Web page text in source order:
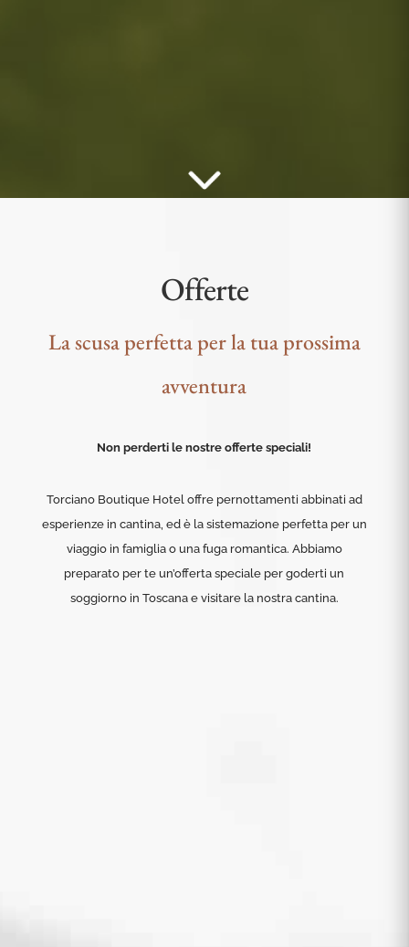
Offerte
La scusa perfetta per la tua prossima
avventura
Non perderti le nostre offerte speciali!
Torciano Boutique Hotel offre pernottamenti abbinati ad
esperienze in cantina, ed è la sistemazione perfetta per un
viaggio in famiglia o una fuga romantica. Abbiamo
preparato per te un’offerta speciale per goderti un
soggiorno in Toscana e visitare la nostra cantina.